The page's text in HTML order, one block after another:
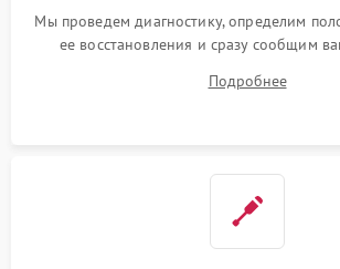
Мы проведем диагностику, определим
ее восстановления и сразу сообщим
Подробнее